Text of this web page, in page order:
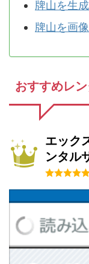
牌山を生
牌山を画
おすすめレ
エック
ンタル